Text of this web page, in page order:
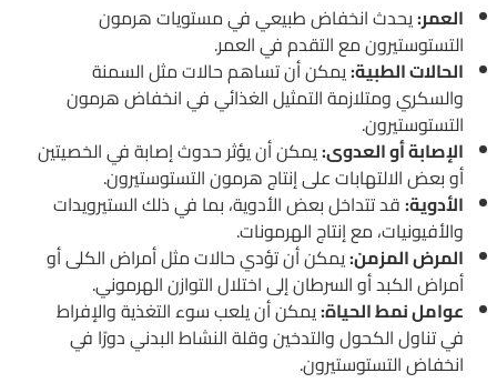
العمر:يحدث انخفاض طبيعي في مستويات هرمون
التستوستيرون مع التقدم في العمر.
الحالات الطبية:يمكن أن تساهم حالات مثل السمنة
والسكري ومتلازمة التمثيل الغذائي في انخفاض هرمون
التستوستيرون.
الإصابة أو العدوى:يمكن أن يؤثر حدوث إصابة في الخصيتين
أو بعض الالتهابات على إنتاج هرمون التستوستيرون.
الأدوية:قد تتداخل بعض الأدوية، بما في ذلك الستيرويدات
والأفيونيات، مع إنتاج الهرمونات.
المرض المزمن:يمكن أن تؤدي حالات مثل أمراض الكلى أو
أمراض الكبد أو السرطان إلى اختلال التوازن الهرموني.
عوامل نمط الحياة:يمكن أن يلعب سوء التغذية والإفراط
في تناول الكحول والتدخين وقلة النشاط البدني دورًا في
انخفاض التستوستيرون.